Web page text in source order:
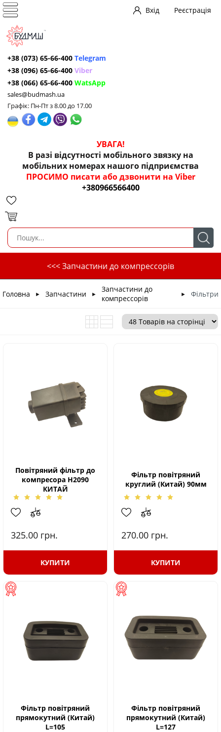
Вхід Реєстрація
+38 (073) 65-66-400 Telegram
+38 (096) 65-66-400 Viber
+38 (066) 65-66-400 WatsApp
sales@budmash.ua
Графік: Пн-Пт з 8.00 до 17.00
УВАГА!
В разі відсутності мобільного звязку на
мобільних номерах нашого підприємства
ПРОСИМО писати або дзвонити на Viber
+380966566400
<<< Запчастини до компрессорів
Головна ► Запчастини ►
Запчастини до
компрессорів
► Фільтри
Повітряний фільтр до
компресора Н2090
КИТАЙ
325.00 грн.
КУПИТИ
Фільтр повітряний
круглий (Китай) 90мм
270.00 грн.
КУПИТИ
Фільтр повітряний
прямокутний (Китай)
L=105
Фільтр повітряний
прямокутний (Китай)
L=127